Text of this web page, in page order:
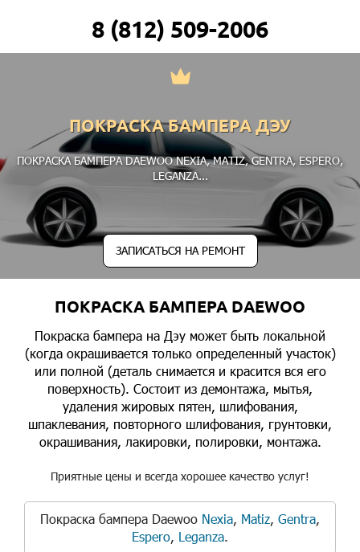
8 (812) 509-2006
ПОКРАСКА БАМПЕРА ДЭУ
ПОКРАСКА БАМПЕРА DAEWOONEXIA,MATIZ,GENTRA,ESPERO,
LEGANZA...
ЗАПИСАТЬСЯ НА РЕМОНТ
ПОКРАСКА БАМПЕРА DAEWOO
Покраска бампера на Дэу может быть локальной
(когда окрашивается только определенный участок)
или полной (деталь снимается и красится вся его
поверхность). Состоит из демонтажа, мытья,
удаления жировых пятен, шлифования,
шпаклевания, повторного шлифования, грунтовки,
окрашивания, лакировки, полировки, монтажа.
Приятные цены и всегда хорошее качество услуг!
Покраска бампера Daewoo Nexia, Matiz, Gentra,
Espero, Leganza.